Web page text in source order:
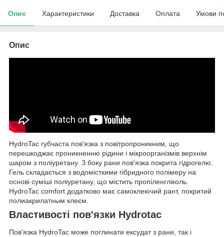
Опис Характеристики Доставка Оплата Умови
Опис
HydroTac губчаста пов'язка з повітропроникним, що
перешкоджає проникненню рідини і мікроорганізмів верхнім
шаром з поліуретану. З боку рани пов'язка покрита гідрогелю.
Гель складається з водомісткими гібридного полімеру на
основі суміші поліуретану, що містить пропіленгліколь.
HydroTac comfort додатково має самоклеючий рант, покритий
полиакрилатным клеєм.
Властивості пов'язки Hydrotac
Пов'язка HydroTac може поглинати ексудат з рани, так і